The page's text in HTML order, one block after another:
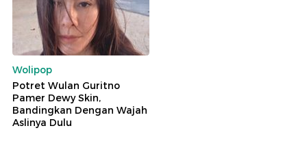
Wolipop
Potret Wulan Guritno
Pamer Dewy Skin,
Bandingkan Dengan Wajah
Aslinya Dulu